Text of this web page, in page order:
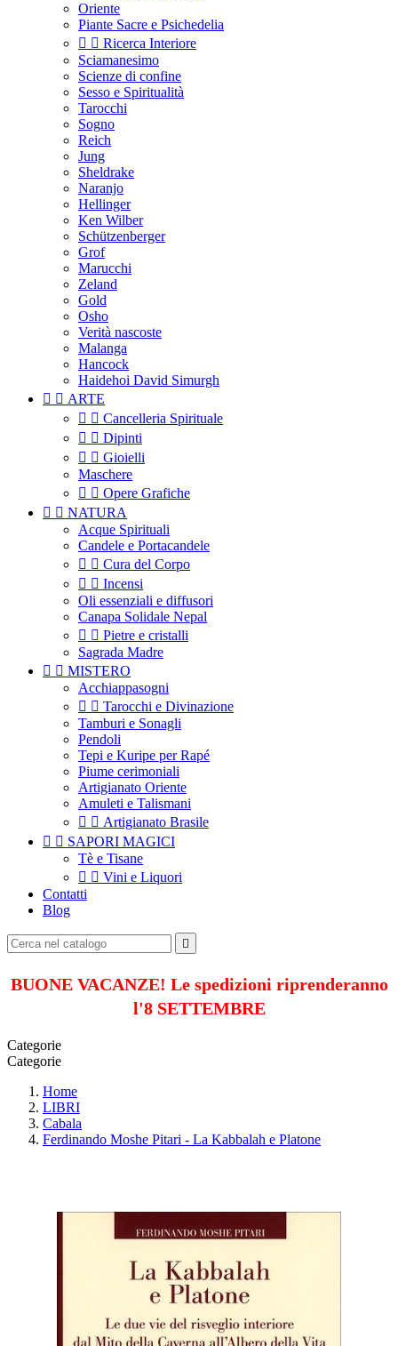
Oriente
Piante Sacre e Psichedelia
  Ricerca Interiore
Sciamanesimo
Scienze di confine
Sesso e Spiritualità
Tarocchi
Sogno
Reich
Jung
Sheldrake
Naranjo
Hellinger
Ken Wilber
Schützenberger
Grof
Marucchi
Zeland
Gold
Osho
Verità nascoste
Malanga
Hancock
Haidehoi David Simurgh
  ARTE
  Cancelleria Spirituale
  Dipinti
  Gioielli
Maschere
  Opere Grafiche
  NATURA
Acque Spirituali
Candele e Portacandele
  Cura del Corpo
  Incensi
Oli essenziali e diffusori
Canapa Solidale Nepal
  Pietre e cristalli
Sagrada Madre
  MISTERO
Acchiappasogni
  Tarocchi e Divinazione
Tamburi e Sonagli
Pendoli
Tepi e Kuripe per Rapé
Piume cerimoniali
Artigianato Oriente
Amuleti e Talismani
  Artigianato Brasile
  SAPORI MAGICI
Tè e Tisane
  Vini e Liquori
Contatti
Blog

BUONE VACANZE! Le spedizioni riprenderanno
l'8 SETTEMBRE
Categorie
Categorie
Home
LIBRI
Cabala
Ferdinando Moshe Pitari - La Kabbalah e Platone